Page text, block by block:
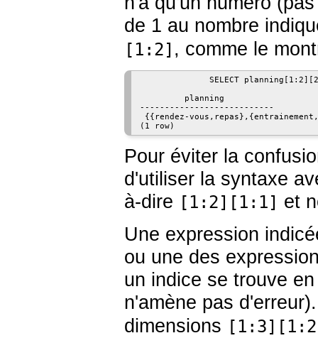
de 1 au nombre
[1:2] , comme le
SELECT
         planning
---------------------------
{{rendez-
(1 row)
Pour éviter la
d'utiliser la syntaxe
à-dire [1:2][1:1] et
Une expression
ou une des
un indice se trouve
n'amène pas
dimensions